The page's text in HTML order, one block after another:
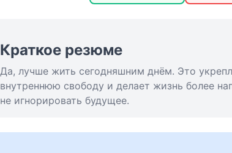
Краткое резюме
Да, лучше жить сегодняшним днём. Это
внутреннюю свободу и делает жизнь более
не игнорировать будущее.